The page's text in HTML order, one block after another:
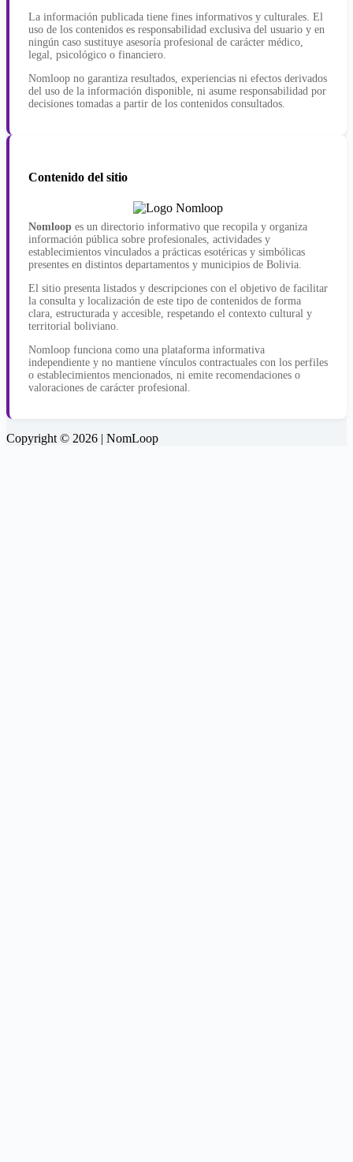
La información publicada tiene fines informativos y culturales. El
uso de los contenidos es responsabilidad exclusiva del usuario y en
ningún caso sustituye asesoría profesional de carácter médico,
legal, psicológico o financiero.
Nomloop no garantiza resultados, experiencias ni efectos derivados
del uso de la información disponible, ni asume responsabilidad por
decisiones tomadas a partir de los contenidos consultados.
Contenido del sitio
Nomloop es un directorio informativo que recopila y organiza
información pública sobre profesionales, actividades y
establecimientos vinculados a prácticas esotéricas y simbólicas
presentes en distintos departamentos y municipios de Bolivia.
El sitio presenta listados y descripciones con el objetivo de facilitar
la consulta y localización de este tipo de contenidos de forma
clara, estructurada y accesible, respetando el contexto cultural y
territorial boliviano.
Nomloop funciona como una plataforma informativa
independiente y no mantiene vínculos contractuales con los perfiles
o establecimientos mencionados, ni emite recomendaciones o
valoraciones de carácter profesional.
Copyright © 2026 | NomLoop